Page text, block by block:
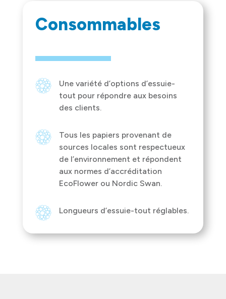
Consommables
Une variété d’options d’essuie-
tout pour répondre aux besoins
des clients.
Tous les papiers provenant de
sources locales sont respectueux
de l’environnement et répondent
aux normes d’accréditation
EcoFlower ou Nordic Swan.
Longueurs d’essuie-tout réglables.